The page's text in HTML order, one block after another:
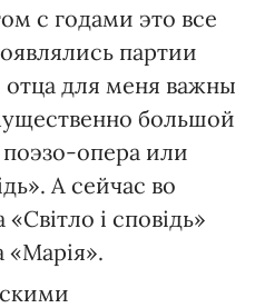
с годами это все
партии
отца для меня важны
большой
опера или
А сейчас во
і сповідь»
«Марія».